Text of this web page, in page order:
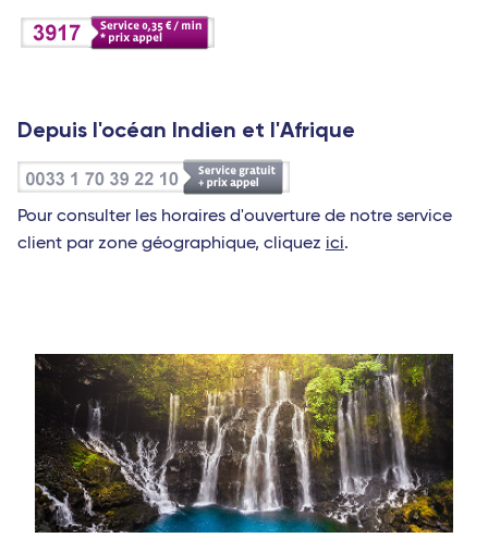
Depuis l'océan Indien et l'Afrique
Pour consulter les horaires d'ouverture de notre service
client par zone géographique, cliquez ici.